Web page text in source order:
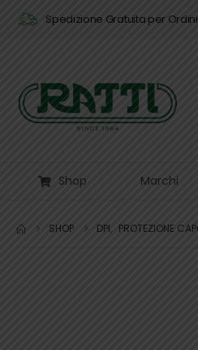
Spedizione Gratuita per
Shop Marchi
SHOP DPI, PROTEZIONE